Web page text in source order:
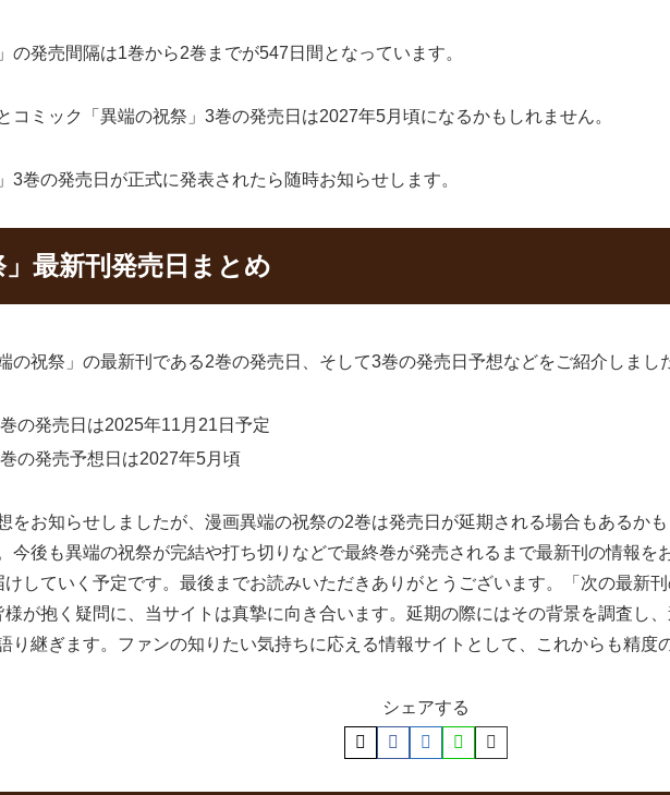
の発売間隔は1巻から2巻までが547日間となっています。
コミック「異端の祝祭」3巻の発売日は2027年5月頃になるかもしれません。
3巻の発売日が正式に発表されたら随時お知らせします。
」最新刊発売日まとめ
の祝祭」の最新刊である2巻の発売日、そして3巻の発売日予想などをご紹介しまし
巻の発売日は2025年11月21日予定
巻の発売予想日は2027年5月頃
をお知らせしましたが、漫画異端の祝祭の2巻は発売日が延期される場合もあるか
今後も異端の祝祭が完結や打ち切りなどで最終巻が発売されるまで最新刊の情報
していく予定です。最後までお読みいただきありがとうございます。「次の最新
が抱く疑問に、当サイトは真摯に向き合います。延期の際にはその背景を調査し
り継ぎます。ファンの知りたい気持ちに応える情報サイトとして、これからも精度
シェアする